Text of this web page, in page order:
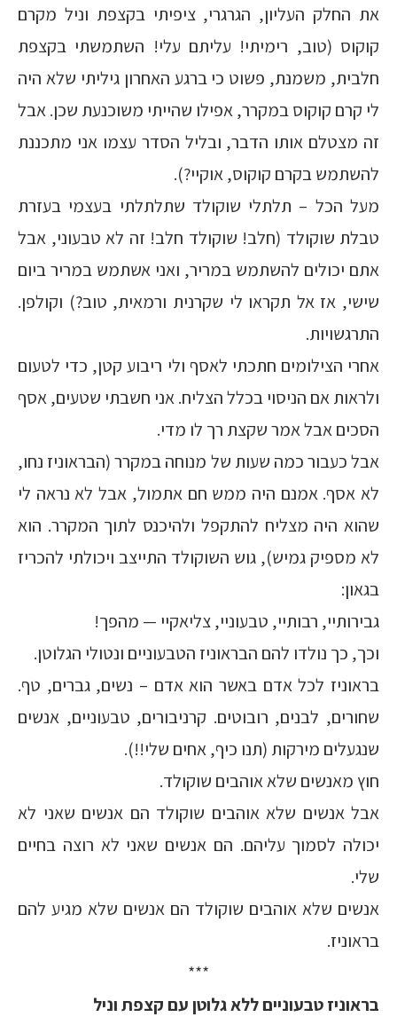
את החלק העליון, הגרגרי, ציפיתי בקצפת וניל מקרם
קוקוס (טוב, רימיתי! עליתם עלי! השתמשתי בקצפת
חלבית, משמנת, פשוט כי ברגע האחרון גיליתי שלא היה
לי קרם קוקוס במקרר, אפילו שהייתי משוכנעת שכן. אבל
זה מצטלם אותו הדבר, ובליל הסדר עצמו אני מתכננת
להשתמש בקרם קוקוס, אוקיי?).
מעל הכל – תלתלי שוקולד שתלתלתי בעצמי בעזרת
טבלת שוקולד (חלב! שוקולד חלב! זה לא טבעוני, אבל
אתם יכולים להשתמש במריר, ואני אשתמש במריר ביום
שישי, אז אל תקראו לי שקרנית ורמאית, טוב?) וקולפן.
התרגשויות.
אחרי הצילומים חתכתי לאסף ולי ריבוע קטן, כדי לטעום
ולראות אם הניסוי בכלל הצליח. אני חשבתי שטעים, אסף
הסכים אבל אמר שקצת רך לו מדי.
אבל כעבור כמה שעות של מנוחה במקרר (הבראוניז נחו,
לא אסף. אמנם היה ממש חם אתמול, אבל לא נראה לי
שהוא היה מצליח להתקפל ולהיכנס לתוך המקרר. הוא
לא מספיק גמיש), גוש השוקולד התייצב ויכולתי להכריז
בגאון:
גבירותיי, רבותיי, טבעוניי, צליאקיי — מהפך!
וכך, כך נולדו להם הבראוניז הטבעוניים ונטולי הגלוטן.
בראוניז לכל אדם באשר הוא אדם – נשים, גברים, טף.
שחורים, לבנים, רובוטים. קרניבורים, טבעוניים, אנשים
שנגעלים מירקות (תנו כיף, אחים שלי!!).
חוץ מאנשים שלא אוהבים שוקולד.
אבל אנשים שלא אוהבים שוקולד הם אנשים שאני לא
יכולה לסמוך עליהם. הם אנשים שאני לא רוצה בחיים
שלי.
אנשים שלא אוהבים שוקולד הם אנשים שלא מגיע להם
בראוניז.
***
בראוניז טבעוניים ללא גלוטן עם קצפת וניל